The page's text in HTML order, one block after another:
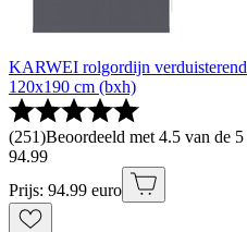
KARWEI rolgordijn
120x190 cm (bxh)
(251)Beoordeeld met 4.5 van de
94.99
Prijs: 94.99 euro